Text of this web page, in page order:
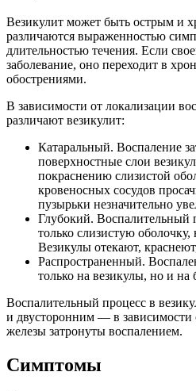
Везикулит может быть острым и
различаются выраженностью
длительностью течения. Если
заболевание, оно переходит в
обострениями.
В зависимости от локализации
различают везикулит:
Катаральный. Воспаление
поверхностные слои
покраснению слизистой
кровеносных сосудов
пузырьки незначительно
Глубокий. Воспалительный
только слизистую
Везикулы отекают,
Распространенный.
только на везикулы, но и
Воспалительный процесс в
и двусторонним — в зависимости
железы затронуты воспалением.
Симптомы